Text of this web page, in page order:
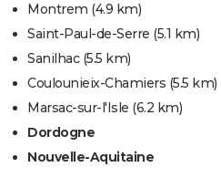
Montrem (4.9 km)
Saint-Paul-de-Serre (5.1 km)
Sanilhac(5.5 km)
Coulounieix-Chamiers (5.5 km)
Marsac-sur-l'Isle (6.2 km)
Dordogne
Nouvelle-Aquitaine